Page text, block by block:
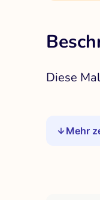
Diese
Mehr